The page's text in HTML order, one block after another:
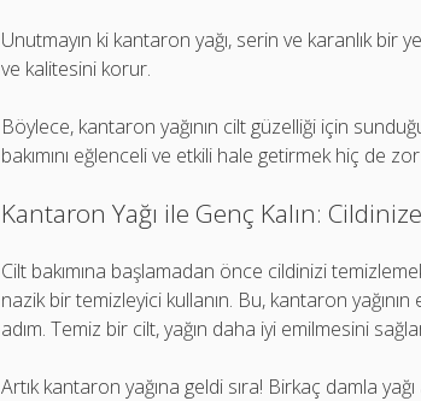
Unutmayın ki kantaron yağı, serin ve karanlık bir
ve kalitesini korur.
Böylece, kantaron yağının cilt güzelliği için
bakımını eğlenceli ve etkili hale getirmek hiç de
Kantaron Yağı ile Genç Kalın:
Cilt bakımına başlamadan önce cildinizi
nazik bir temizleyici kullanın. Bu, kantaron
adım. Temiz bir cilt, yağın daha iyi emilmesini
Artık kantaron yağına geldi sıra! Birkaç damla